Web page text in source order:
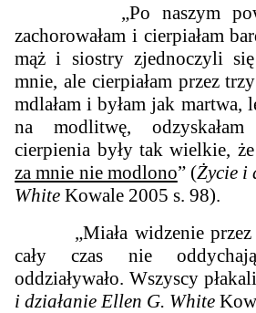
„Po naszym
zachorowałam i cierpiałam
mąż i siostry zjednoczyli
mnie, ale cierpiałam przez
mdlałam i byłam jak martwa,
na modlitwę,
cierpienia były tak wielkie,
za mnie nie modlono” (Życie i
White Kowale 2005 s. 98).
„Miała widzenie przez
cały czas nie
oddziaływało. Wszyscy
i działanie Ellen G. White